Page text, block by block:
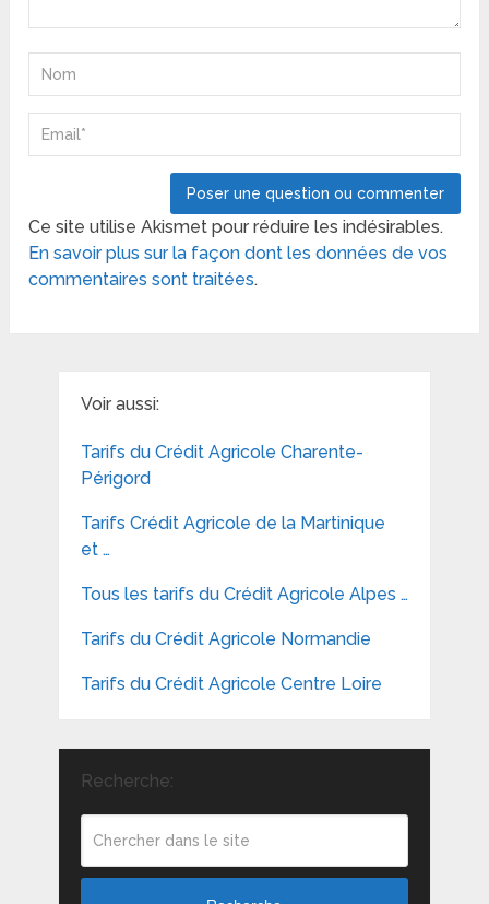
Ce site utilise Akismet pour réduire les indésirables.
En savoir plus sur la façon dont les données de vos
commentaires sont traitées.
Voir aussi:
Tarifs du Crédit Agricole Charente-
Périgord
Tarifs Crédit Agricole de la Martinique
et …
Tous les tarifs du Crédit Agricole Alpes …
Tarifs du Crédit Agricole Normandie
Tarifs du Crédit Agricole Centre Loire
Recherche: